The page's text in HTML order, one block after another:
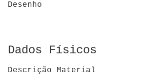
Desenho
Dados Físicos
Descrição Material